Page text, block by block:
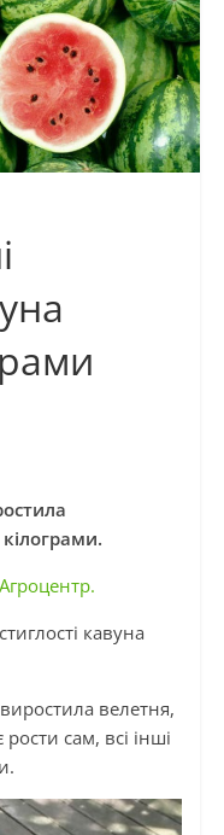
Агроцентр.
кавуна
велетня,
сам, всі інші